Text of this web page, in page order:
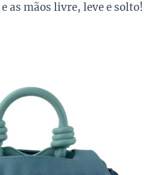
as mãos livre, leve e solto!